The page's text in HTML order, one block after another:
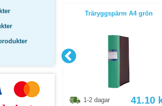
A4 1/2 gul
41.10
Träryggspärm A4 grön
1-2 dagar 41.10